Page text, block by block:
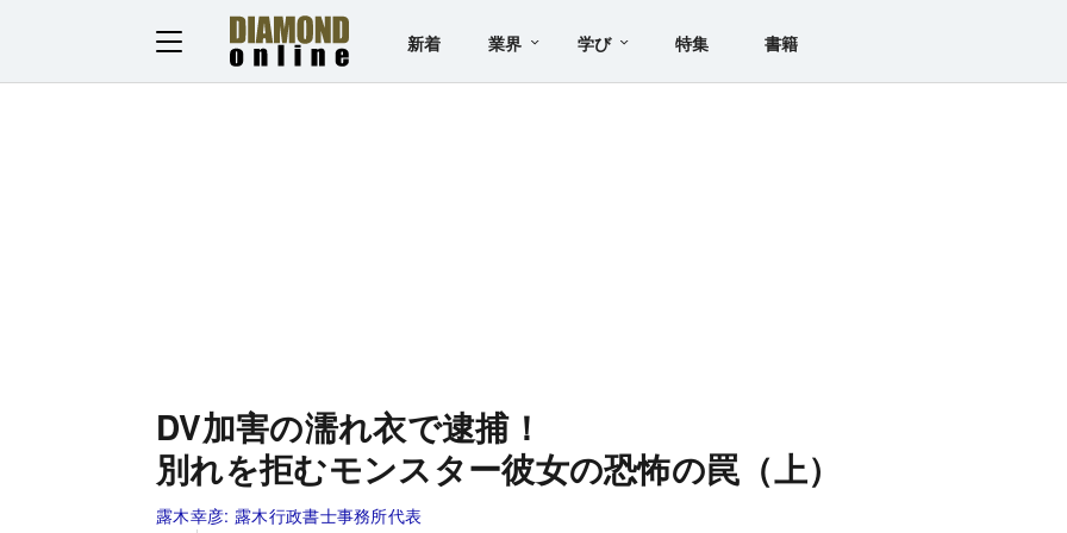
新着 業界 学び 特集 書籍
DV加害の濡れ衣で逮捕！
別れを拒むモンスター彼女の恐怖の罠（上）
露木幸彦: 露木行政書士事務所代表